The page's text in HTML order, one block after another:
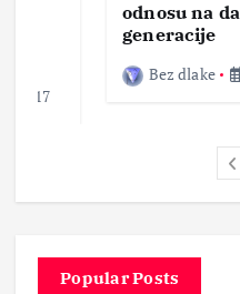
2017
odnosu na
generacije
Bez dlake
Popular Posts